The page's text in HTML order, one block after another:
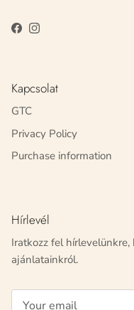
FacebookInstagram
Kapcsolat
GTC
Privacy Policy
Purchase information
Hírlevél
Iratkozz fel
ajánlatainkról.